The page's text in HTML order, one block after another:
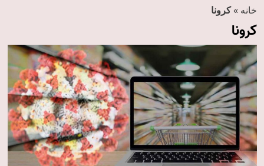
خانه »کرونا
کرونا